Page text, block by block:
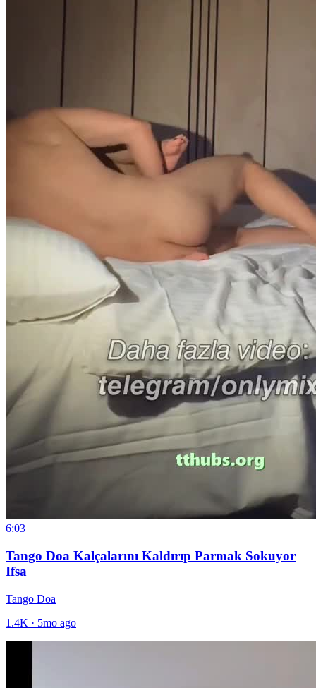
6:03
Tango Doa Kalçalarını Kaldırıp Parmak Sokuyor
Ifsa
Tango Doa
1.4K · 5mo ago